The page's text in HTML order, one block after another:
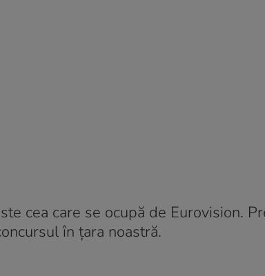
cea care se ocupă de Eurovision.
în țara noastră.